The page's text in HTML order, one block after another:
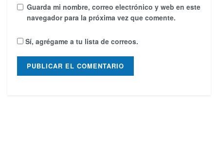
Guarda mi nombre, correo electrónico y web en este
navegador para la próxima vez que comente.
Sí, agrégame a tu lista de correos.